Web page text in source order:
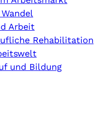
Arbeit
Rehabilitation
und Bildung